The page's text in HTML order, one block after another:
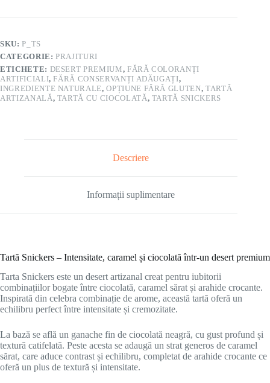
SKU:P_TS
CATEGORIE:PRAJITURI
ETICHETE: DESERT PREMIUM, FĂRĂ COLORANȚI
ARTIFICIALI,FĂRĂ CONSERVANȚI ADĂUGAȚI,
INGREDIENTE NATURALE,OPȚIUNE FĂRĂ GLUTEN, TARTĂ
ARTIZANALĂ, TARTĂ CU CIOCOLATĂ, TARTĂ SNICKERS
Descriere
Informații suplimentare
Tartă Snickers – Intensitate, caramel și ciocolată într-un desert premium
Tarta Snickers este un desert artizanal creat pentru iubitorii
combinațiilor bogate între ciocolată, caramel sărat și arahide crocante.
Inspirată din celebra combinație de arome, această tartă oferă un
echilibru perfect între intensitate și cremozitate.
La bază se află un ganache fin de ciocolată neagră, cu gust profund și
textură catifelată. Peste acesta se adaugă un strat generos de caramel
sărat, care aduce contrast și echilibru, completat de arahide crocante ce
oferă un plus de textură și intensitate.